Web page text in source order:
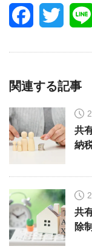
FacebookTwitter
関連する記事
共
納
共
除